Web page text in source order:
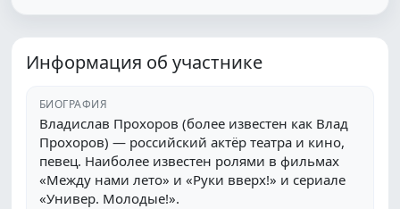
Информация об участнике
БИОГРАФИЯ
Владислав Прохоров (более известен как Влад
Прохоров) — российский актёр театра и кино,
певец. Наиболее известен ролями в фильмах
«Между нами лето» и «Руки вверх!» и сериале
«Универ. Молодые!».